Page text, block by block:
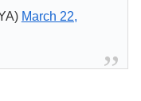
March 22,